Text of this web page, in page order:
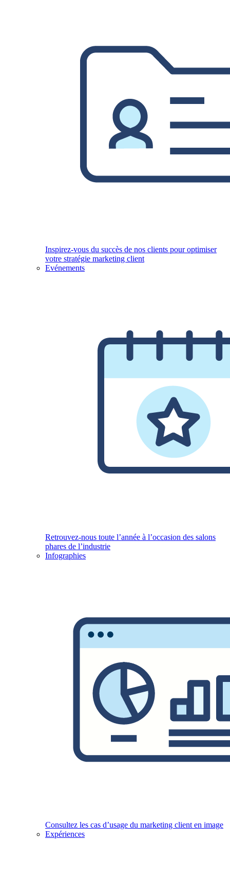
Inspirez-vous du succès de nos clients pour optimiser
votre stratégie marketing client
Evénements
Retrouvez-nous toute l’année à l’occasion des salons
phares de l’industrie
Infographies
Consultez les cas d’usage du marketing client en image
Expériences